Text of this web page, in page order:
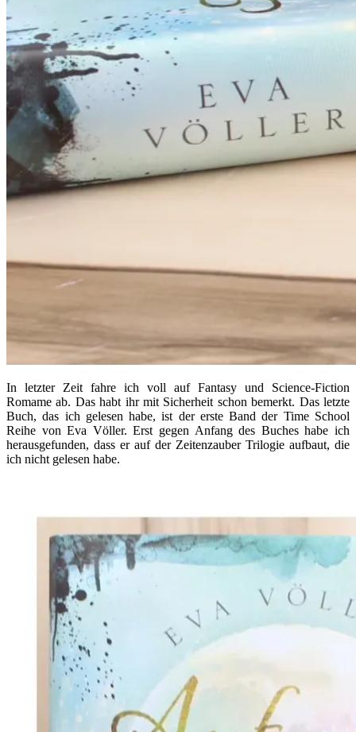
In letzter Zeit fahre ich voll auf Fantasy und Science-Fiction
Romame ab. Das habt ihr mit Sicherheit schon bemerkt. Das letzte
Buch, das ich gelesen habe, ist der erste Band der Time School
Reihe von Eva Völler. Erst gegen Anfang des Buches habe ich
herausgefunden, dass er auf der Zeitenzauber Trilogie aufbaut, die
ich nicht gelesen habe.